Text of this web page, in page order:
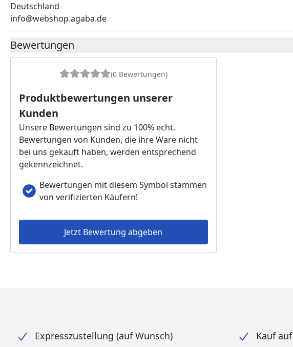
Deutschland
info@webshop.agaba.de
Bewertungen
(0 Bewertungen)
Produktbewertungen unserer
Kunden
Unsere Bewertungen sind zu 100% echt.
Bewertungen von Kunden, die ihre Ware nicht
bei uns gekauft haben, werden entsprechend
gekennzeichnet.
Bewertungen mit diesem Symbol stammen
von verifizierten Käufern!
Jetzt Bewertung abgeben
Expresszustellung (auf Wunsch) Kauf